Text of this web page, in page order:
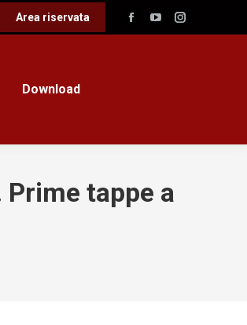
Area riservata
Facebook
YouTubeInstagram
Download
tappe a